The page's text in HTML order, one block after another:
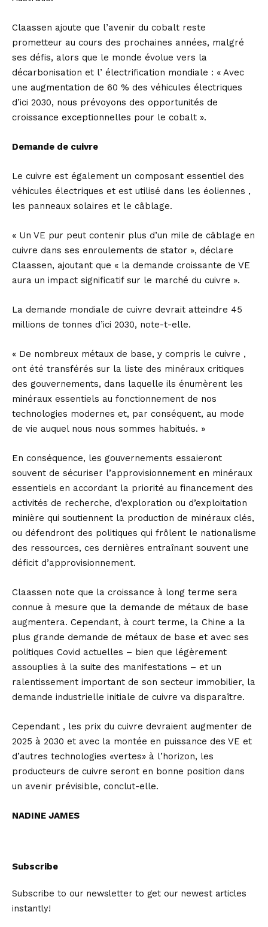
Claassen ajoute que l’avenir du cobalt reste
prometteur au cours des prochaines années, malgré
ses défis, alors que le monde évolue vers la
décarbonisation et l’ électrification mondiale : « Avec
une augmentation de 60 % des véhicules électriques
d’ici 2030, nous prévoyons des opportunités de
croissance exceptionnelles pour le cobalt ».
Demande de cuivre
Le cuivre est également un composant essentiel des
véhicules électriques et est utilisé dans les éoliennes ,
les panneaux solaires et le câblage.
« Un VE pur peut contenir plus d’un mile de câblage en
cuivre dans ses enroulements de stator », déclare
Claassen, ajoutant que « la demande croissante de VE
aura un impact significatif sur le marché du cuivre ».
La demande mondiale de cuivre devrait atteindre 45
millions de tonnes d’ici 2030, note-t-elle.
« De nombreux métaux de base, y compris le cuivre ,
ont été transférés sur la liste des minéraux critiques
des gouvernements, dans laquelle ils énumèrent les
minéraux essentiels au fonctionnement de nos
technologies modernes et, par conséquent, au mode
de vie auquel nous nous sommes habitués. »
En conséquence, les gouvernements essaieront
souvent de sécuriser l’approvisionnement en minéraux
essentiels en accordant la priorité au financement des
activités de recherche, d’exploration ou d’exploitation
minière qui soutiennent la production de minéraux clés,
ou défendront des politiques qui frôlent le nationalisme
des ressources, ces dernières entraînant souvent une
déficit d’approvisionnement.
Claassen note que la croissance à long terme sera
connue à mesure que la demande de métaux de base
augmentera. Cependant, à court terme, la Chine a la
plus grande demande de métaux de base et avec ses
politiques Covid actuelles – bien que légèrement
assouplies à la suite des manifestations – et un
ralentissement important de son secteur immobilier, la
demande industrielle initiale de cuivre va disparaître.
Cependant , les prix du cuivre devraient augmenter de
2025 à 2030 et avec la montée en puissance des VE et
d’autres technologies «vertes» à l’horizon, les
producteurs de cuivre seront en bonne position dans
un avenir prévisible, conclut-elle.
NADINE JAMES
Subscribe
Subscribe to our newsletter to get our newest articles
instantly!